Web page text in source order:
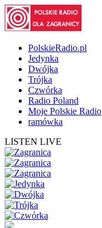
PolskieRadio.pl
Jedynka
Dwójka
Trójka
Czwórka
Radio Poland
Moje Polskie Radio
ramówka
LISTEN LIVE